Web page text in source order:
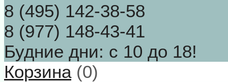
8 (495) 142-38-58
8 (977) 148-43-41
Будние дни: с 10 до 18!
Корзина(0)